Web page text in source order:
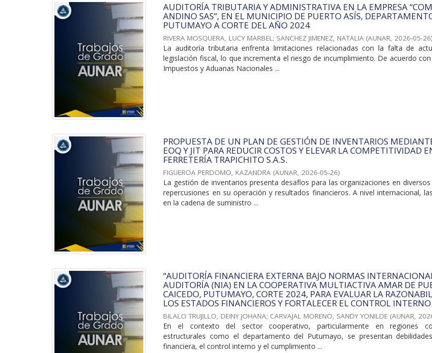
AUDITORÍA TRIBUTARIA Y ADMINISTRATIVA EN LA EMPRESA
ANDINO SAS”, EN EL MUNICIPIO DE PUERTO ASÍS,
PUTUMAYO A CORTE DEL AÑO 2024
RIVERA MOSQUERA, LUCY MARBEL; SANCHEZ JIMENEZ, NATALIA (AUNAR, 2026-05-26)
La auditoría tributaria enfrenta limitaciones relacionadas con la falta de
legislación fiscal, lo que incrementa el riesgo de incumplimiento. De acuerdo
Impuestos y Aduanas Nacionales ...
PROPUESTA DE UN PLAN DE GESTIÓN DE INVENTARIOS
EOQ Y JIT PARA REDUCIR COSTOS Y ELEVAR LA COMPETITIVIDAD
FERRETERÍA TRAPICHITO S.A.S.
FIGUEROA PERDOMO, KAZANDRA (AUNAR, 2026-05-26)
La gestión de inventarios presenta desafíos para las organizaciones en
repercusiones en su operación y resultados financieros. A nivel internacional,
en la cadena de suministro ...
“AUDITORÍA FINANCIERA EXTERNA BAJO NORMAS
AUDITORÍA (NIA) EN LA COOPERATIVA MULTIACTIVA AMAR DE
CAICEDO, PUTUMAYO, CORTE 2024, PARA EVALUAR LA
LOS ESTADOS FINANCIEROS Y FORTALECER EL CONTROL
BILALO TRUJILLO, DEINY JOHANA; CARVAJAL MORENO, SANDY YONILDE (AUNAR,
En el contexto del sector cooperativo, particularmente en regiones
estructurales como el departamento del Putumayo, se presentan
financiera, el control interno y el cumplimiento ...